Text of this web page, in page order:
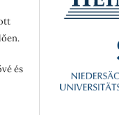
és